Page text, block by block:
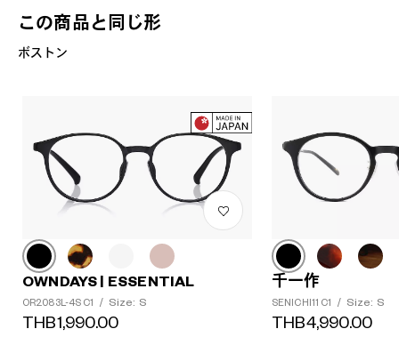
この商品と同じ形
ボストン
OWNDAYS | ESSENTIAL
OR2083L-4S C1 / Size: S
THB1,990.00
千一作
SENICHI11 C1 / Size: S
THB4,990.00